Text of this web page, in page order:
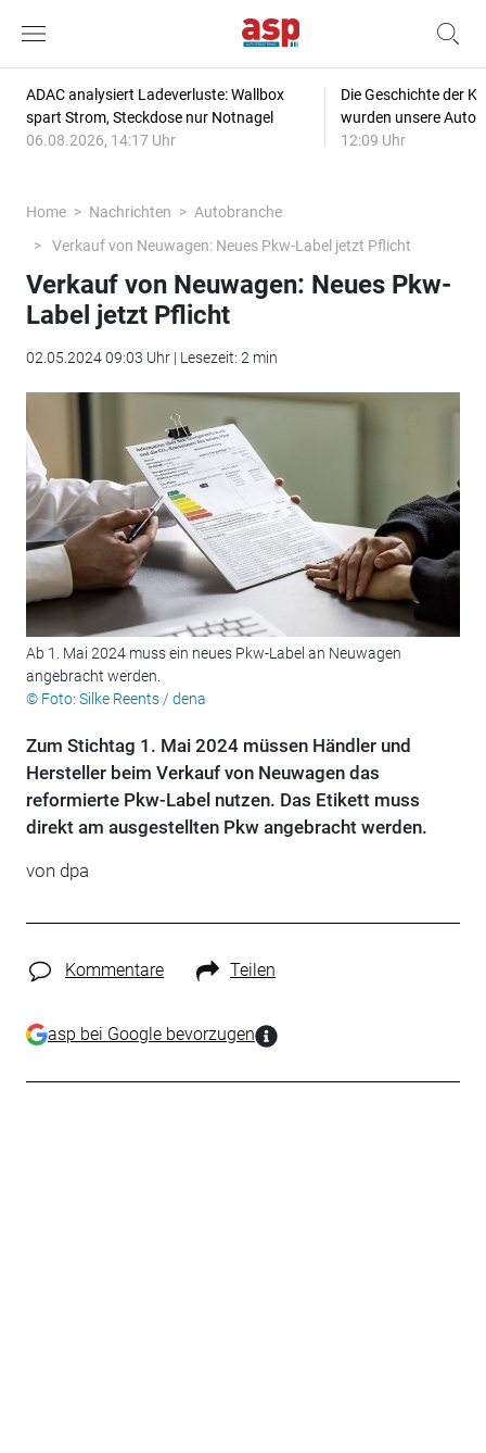
ADAC analysiert Ladeverluste: Wallbox
spart Strom, Steckdose nur Notnagel
06.08.2026, 14:17 Uhr
Die Geschichte der
wurden unsere
12:09 Uhr
Home Nachrichten
Autobranche
Verkauf von Neuwagen: Neues Pkw-Label jetzt Pflicht
Verkauf von Neuwagen: Neues Pkw-
Label jetzt Pflicht
02.05.2024 09:03 Uhr | Lesezeit: 2 min
Ab 1. Mai 2024 muss ein neues Pkw-Label an Neuwagen
angebracht werden.
© Foto: Silke Reents / dena
Zum Stichtag 1. Mai 2024 müssen Händler und
Hersteller beim Verkauf von Neuwagen das
reformierte Pkw-Label nutzen. Das Etikett muss
direkt am ausgestellten Pkw angebracht werden.
von dpa
Kommentare Teilen
asp bei Google bevorzugen